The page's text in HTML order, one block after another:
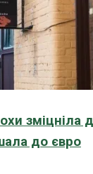
зміцніла
до євро